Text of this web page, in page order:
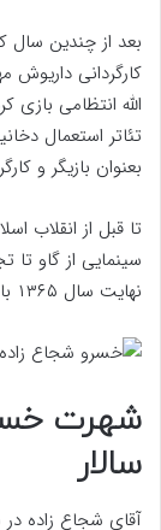
کارگردانی داریوش
بعنوان بازیگر و
سینمایی از گاو
نهایت سال ۱۳۶۵ با فیلم برزخی ها دوباره به سینما و بازیگر بازگشت.
شهرت
سالار